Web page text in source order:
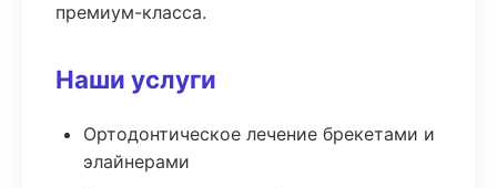
премиум-класса.
Наши услуги
Ортодонтическое лечение брекетами и
элайнерами